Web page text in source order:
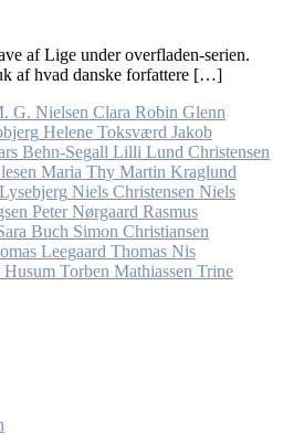
af Lige under overfladen-serien.
af hvad danske forfattere […]
G. Nielsen Clara Robin Glenn
Helene Toksværd Jakob
Behn-Segall Lilli Lund Christensen
Maria Thy Martin Kraglund
Niels Christensen Niels
Peter Nørgaard Rasmus
Buch Simon Christiansen
Leegaard Thomas Nis
Husum Torben Mathiassen Trine